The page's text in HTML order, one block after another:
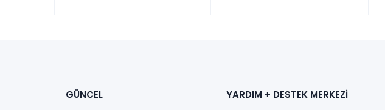
GÜNCEL YARDIM + DESTEK MERKEZİ